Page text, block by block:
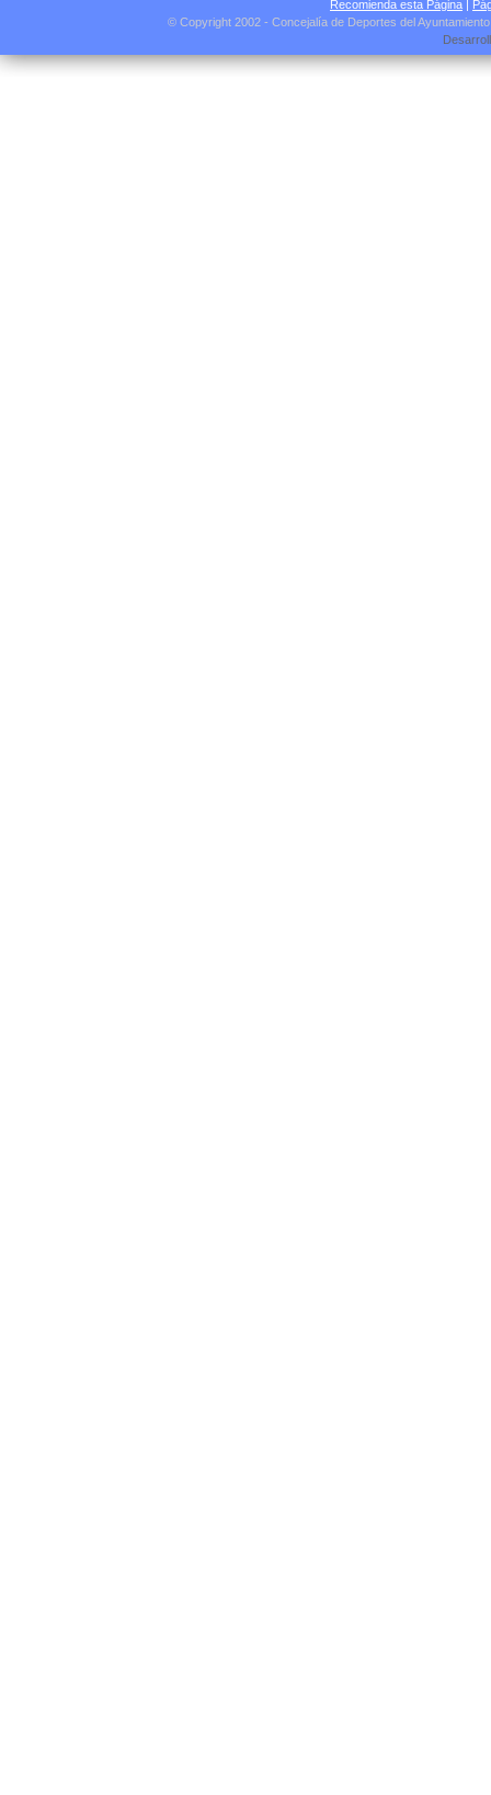
Recomienda esta Página
© Copyright 2002 - Concejalía de Deportes del